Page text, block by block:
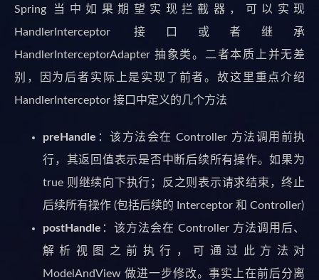
Spring 当中如果期望实现拦截器，可以实现
HandlerInterceptor 接口或者继承
HandlerInterceptorAdapter 抽象类。二者本质上并无差
别，因为后者实际上是实现了前者。故这里重点介绍
HandlerInterceptor 接口中定义的几个方法
preHandle ：该方法会在 Controller 方法调用前执
行，其返回值表示是否中断后续所有操作。如果为
true 则继续向下执行；反之则表示请求结束，终止
后续所有操作 (包括后续的 Interceptor 和 Controller)
postHandle ：该方法会在 Controller 方法调用后、
解析视图之前执行，可通过此方法对
ModelAndView 做进一步修改。事实上在前后分离